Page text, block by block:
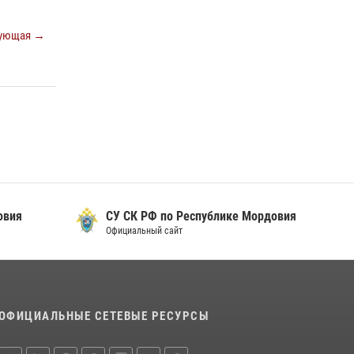
→
профмастерства в Саранске
СУ СК РФ по Республике Мордовия
Официальный сайт
СЕТЕВЫЕ РЕСУРСЫ